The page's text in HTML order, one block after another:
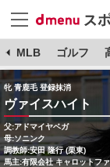
MLB ゴルフ
牝 青鹿毛 登録抹消
ヴァイスハイト
父:アドマイヤベガ
母:ソニンク
調教師:安田 隆行 (栗東)
馬主:有限会社 キャロットフ